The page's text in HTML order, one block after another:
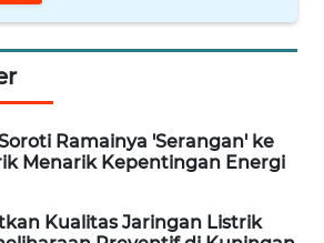
Ramainya 'Serangan' ke
Menarik Kepentingan Energi
Kualitas Jaringan Listrik